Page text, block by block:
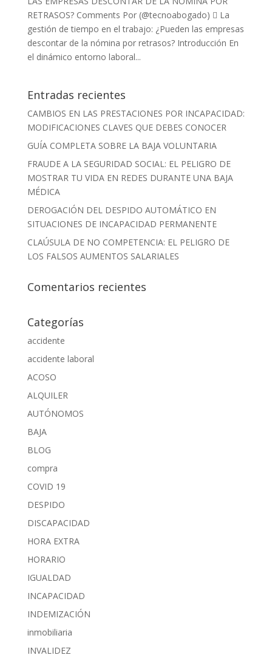
RETRASOS? Comments Por (@tecnoabogado)  La
gestión de tiempo en el trabajo: ¿Pueden las empresas
descontar de la nómina por retrasos? Introducción En
el dinámico entorno laboral...
Entradas recientes
CAMBIOS EN LAS PRESTACIONES POR INCAPACIDAD:
MODIFICACIONES CLAVES QUE DEBES CONOCER
GUÍA COMPLETA SOBRE LA BAJA VOLUNTARIA
FRAUDE A LA SEGURIDAD SOCIAL: EL PELIGRO DE
MOSTRAR TU VIDA EN REDES DURANTE UNA BAJA
MÉDICA
DEROGACIÓN DEL DESPIDO AUTOMÁTICO EN
SITUACIONES DE INCAPACIDAD PERMANENTE
CLAÚSULA DE NO COMPETENCIA: EL PELIGRO DE
LOS FALSOS AUMENTOS SALARIALES
Comentarios recientes
Categorías
accidente
accidente laboral
ACOSO
ALQUILER
AUTÓNOMOS
BAJA
BLOG
compra
COVID 19
DESPIDO
DISCAPACIDAD
HORA EXTRA
HORARIO
IGUALDAD
INCAPACIDAD
INDEMIZACIÓN
inmobiliaria
INVALIDEZ